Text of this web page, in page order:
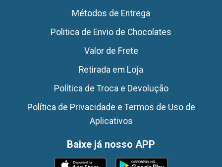
Métodos de Entrega
Politica de Envio de Chocolates
Valor de Frete
Retirada em Loja
Política de Troca e Devolução
Política de Privacidade e Termos de Uso de
Aplicativos
Baixe já nosso APP